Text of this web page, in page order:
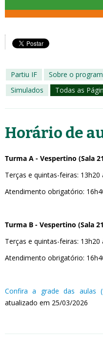
Partiu IF Sobre o
Simulados
Todas as
Horário de
Turma A - Vespertino (Sala
Terças e quintas-feiras: 13h20
Atendimento obrigatório:
Turma B - Vespertino (Sala
Terças e quintas-feiras: 13h20
Atendimento obrigatório:
Confira a grade das aulas
atualizado em 25/03/2026